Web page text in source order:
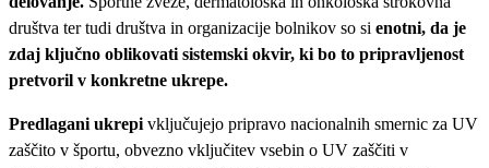
društva ter tudi društva in organizacije bolnikov so si enotni, da je
zdaj ključno oblikovati sistemski okvir, ki bo to pripravljenost
pretvoril v konkretne ukrepe.
Predlagani ukrepi vključujejo pripravo nacionalnih smernic za UV
zaščito v športu, obvezno vključitev vsebin o UV zaščiti v